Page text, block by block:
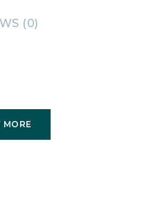
(0)
MORE